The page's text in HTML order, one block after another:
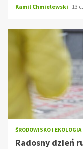
Kamil Chmielewski 13
ŚRODOWISKO I EKOLOGIA
Radosny dzień